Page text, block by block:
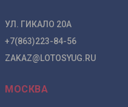
УЛ. ГИКАЛО 20А
+7(863)223-84-56
ZAKAZ@LOTOSYUG.RU
МОСКВА